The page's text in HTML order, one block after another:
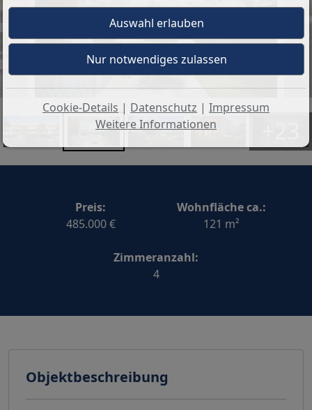
Preis:
485.000 €
Wohnfläche ca.:
121 m²
Zimmeranzahl:
4
Objektbeschreibung
Cookie-Details | Datenschutz | Impressum
Weitere Informationen